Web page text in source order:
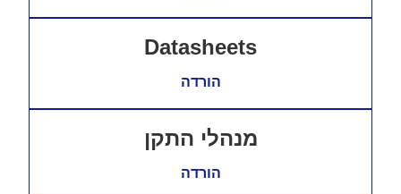
Datasheets
הורדה
מנהלי התקן
הורדה